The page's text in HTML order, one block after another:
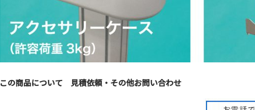
この商品について 見積依頼・その他お問い合わせ